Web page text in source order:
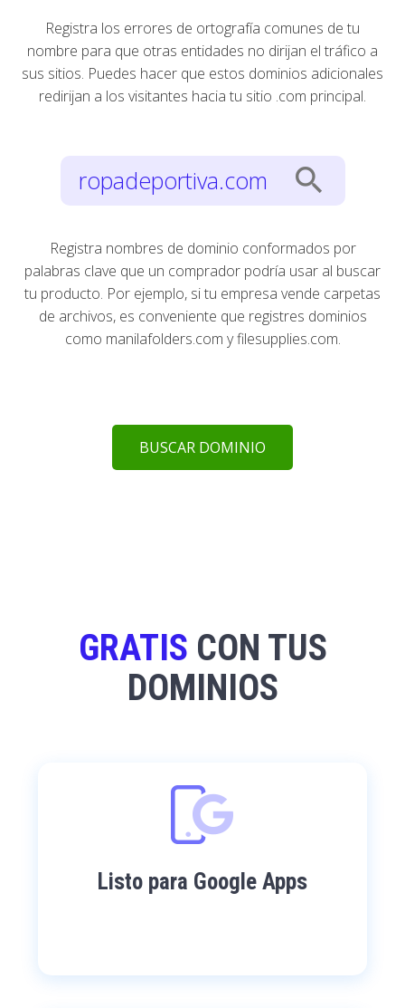
Registra los errores de ortografía comunes de tu
nombre para que otras entidades no dirijan el tráfico a
sus sitios. Puedes hacer que estos dominios adicionales
redirijan a los visitantes hacia tu sitio .com principal.
ropadeportiva.com search
Registra nombres de dominio conformados por
palabras clave que un comprador podría usar al buscar
tu producto. Por ejemplo, si tu empresa vende carpetas
de archivos, es conveniente que registres dominios
como manilafolders.com y filesupplies.com.
BUSCAR DOMINIO
GRATIS CON TUS
DOMINIOS
Listo para Google Apps